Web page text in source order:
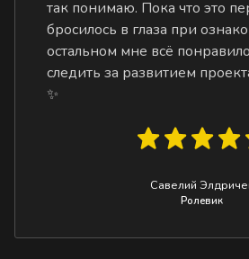
так понимаю. Пока что это
бросилось в глаза при
остальном мне всё
следить за развитием
✨
Савелий
Ролевик